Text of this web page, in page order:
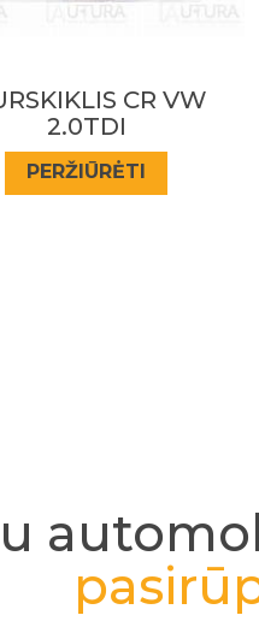
CR
TOYOTA HI-
LUX 2,5TD D4D
PERŽIŪRĖTI